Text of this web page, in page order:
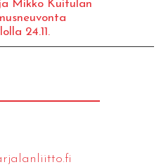
Mikko Kuitulan
24.11.